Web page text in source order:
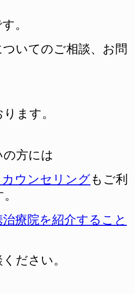
。
いてのご相談、 お問
ます。
方には
ウンセリングもご利
治療院を紹介すること
ださい。